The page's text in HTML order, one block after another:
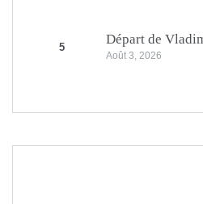
5
Départ de
Août 3, 2026